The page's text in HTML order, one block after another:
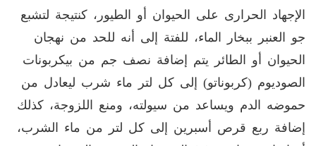
الإجهاد الحرارى على الحيوان أو الطيور، كنتيجة لتشبع
جو العنبر ببخار الماء، للفتة إلى أنه للحد من نهجان
الحيوان أو الطائر يتم إضافة نصف جم من بيكربونات
الصوديوم (كربوناتو) إلى كل لتر ماء شرب ليعادل من
حموضه الدم ويساعد من سيولته، ومنع اللزوجة، كذلك
إضافة ربع قرص أسبرين إلى كل لتر من ماء الشرب،